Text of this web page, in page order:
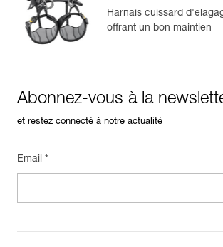
Harnais cuissard
offrant un bon maintien
Abonnez-vous à la
et restez connecté à notre actualité
Email *